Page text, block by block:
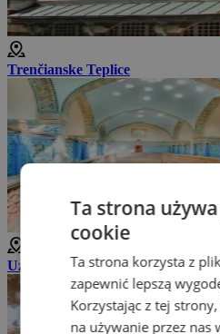
Trenčianske Teplice
Uzdrowisko Trenčianske Teplice
Ta strona
cookie
Ta strona korzysta z
zapewnić lepszą
Korzystając z tej
na używanie przez nas